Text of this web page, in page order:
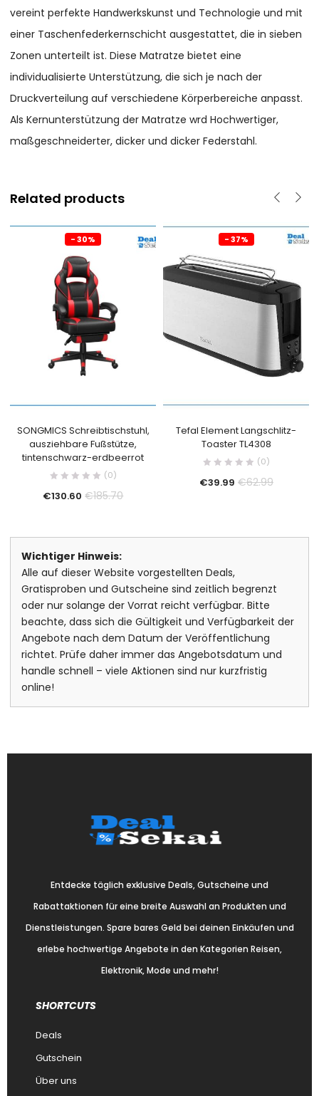
vereint perfekte Handwerkskunst und Technologie und mit
einer Taschenfederkernschicht ausgestattet, die in sieben
Zonen unterteilt ist. Diese Matratze bietet eine
individualisierte Unterstützung, die sich je nach der
Druckverteilung auf verschiedene Körperbereiche anpasst.
Als Kernunterstützung der Matratze wrd Hochwertiger,
maßgeschneiderter, dicker und dicker Federstahl.
Related products
- 30%
SONGMICS Schreibtischstuhl,
ausziehbare Fußstütze,
tintenschwarz-erdbeerrot
(0)
€130.60 €185.70
- 37%
Tefal Element Langschlitz-
Toaster TL4308
(0)
€39.99 €62.99
Wichtiger Hinweis:
Alle auf dieser Website vorgestellten Deals,
Gratisproben und Gutscheine sind zeitlich begrenzt
oder nur solange der Vorrat reicht verfügbar. Bitte
beachte, dass sich die Gültigkeit und Verfügbarkeit der
Angebote nach dem Datum der Veröffentlichung
richtet. Prüfe daher immer das Angebotsdatum und
handle schnell – viele Aktionen sind nur kurzfristig
online!
Entdecke täglich exklusive Deals, Gutscheine und
Rabattaktionen für eine breite Auswahl an Produkten und
Dienstleistungen. Spare bares Geld bei deinen Einkäufen und
erlebe hochwertige Angebote in den Kategorien Reisen,
Elektronik, Mode und mehr!
SHORTCUTS
Deals
Gutschein
Über uns